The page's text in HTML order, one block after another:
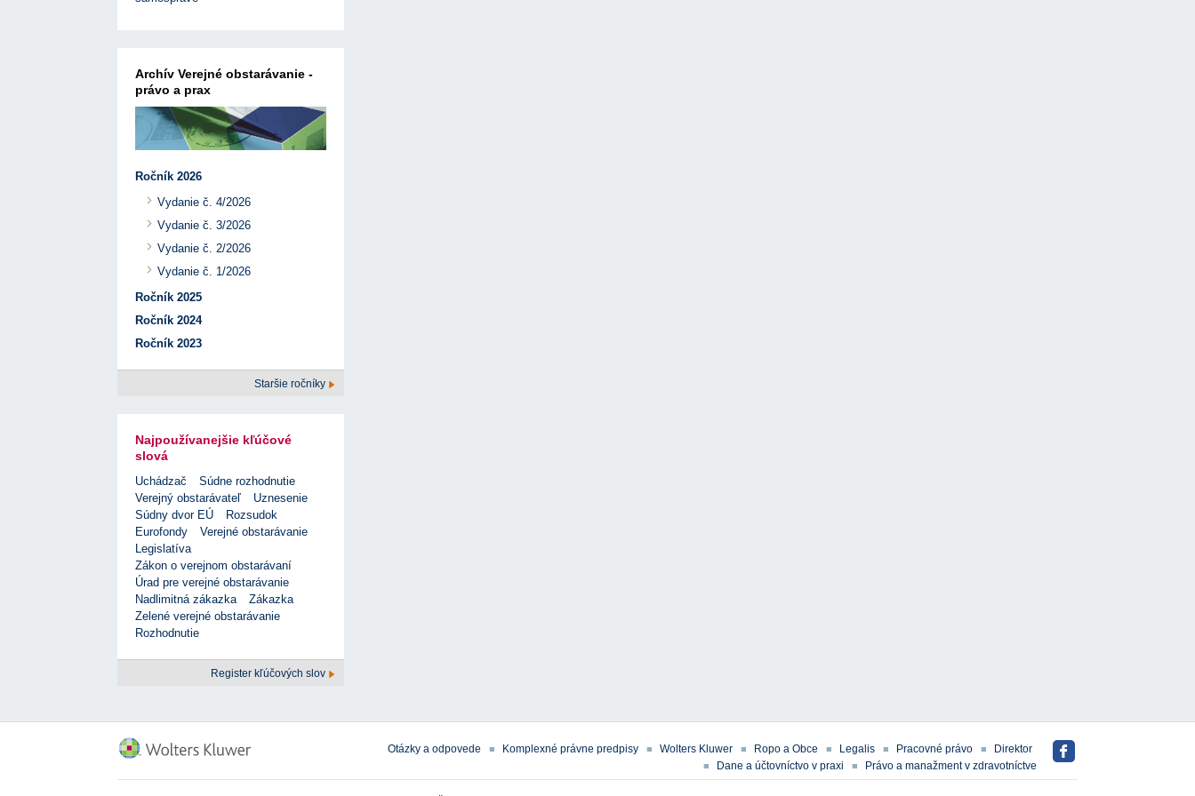
Archív Verejné obstarávanie -
právo a prax
Ročník 2026
Vydanie č. 4/2026
Vydanie č. 3/2026
Vydanie č. 2/2026
Vydanie č. 1/2026
Ročník 2025
Ročník 2024
Ročník 2023
Staršie ročníky
Najpoužívanejšie kľúčové
slová
Uchádzač
Súdne rozhodnutie
Verejný obstarávateľ
Uznesenie
Súdny dvor EÚ
Rozsudok
Eurofondy
Verejné obstarávanie
Legislatíva
Zákon o verejnom obstarávaní
Úrad pre verejné obstarávanie
Nadlimitná zákazka
Zákazka
Zelené verejné obstarávanie
Rozhodnutie
Register kľúčových slov
Otázky a odpovede Komplexné právne predpisy Wolters Kluwer Ropo a Obce Legalis Pracovné právo
Direktor
Dane a účtovníctvo v praxi
Právo a manažment v zdravotníctve